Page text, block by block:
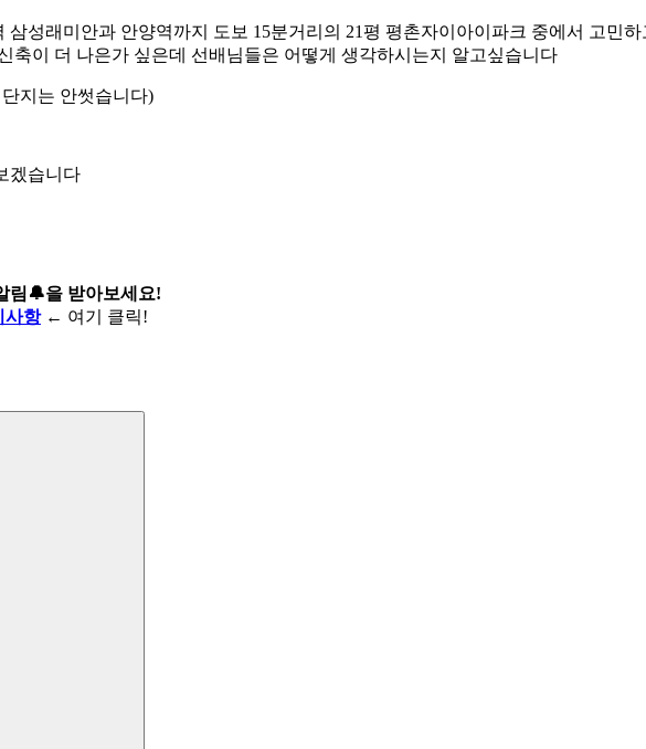
삼성래미안과 안양역까지 도보 15분거리의 21평 평촌자이아이파크 중에서 고민
축이 더 나은가 싶은데 선배님들은 어떻게 생각하시는지 알고싶습니다
지는 안썻습니다)
겠습니다
림🔔을 받아보세요!
사항← 여기 클릭!